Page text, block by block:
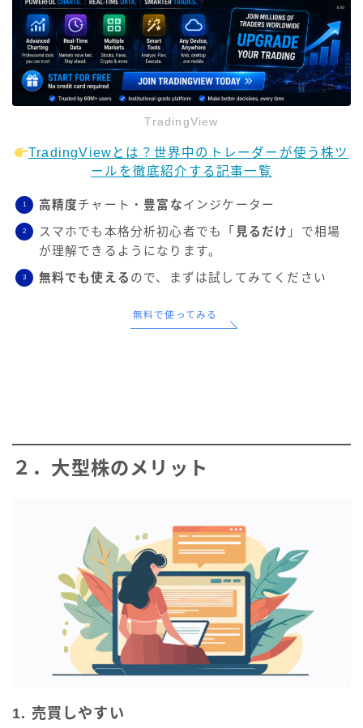
TradingView
TradingViewとは？世界中のトレーダーが使う株ツ
ールを徹底紹介する記事一覧
高精度チャート・ 豊富なインジケーター
スマホでも本格分析初心者でも「 見るだけ 」で相場
が理解できるようになります。
無料でも使える ので、まずは試してみてください
無料で使ってみる
２．大型株のメリット
1. 売買しやすい